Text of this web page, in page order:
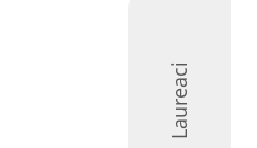
Laureaci